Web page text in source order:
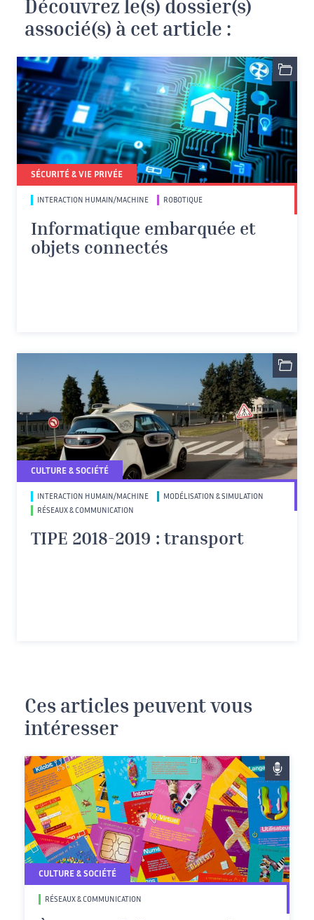
Découvrez le(s) dossier(s)
associé(s) à cet article :
SÉCURITÉ & VIE PRIVÉE
INTERACTION HUMAIN/MACHINE ROBOTIQUE
Informatique embarquée et
objets connectés
CULTURE & SOCIÉTÉ
INTERACTION HUMAIN/MACHINE MODÉLISATION & SIMULATION
RÉSEAUX & COMMUNICATION
TIPE 2018-2019 : transport
Ces articles peuvent vous
intéresser
CULTURE & SOCIÉTÉ
RÉSEAUX & COMMUNICATION